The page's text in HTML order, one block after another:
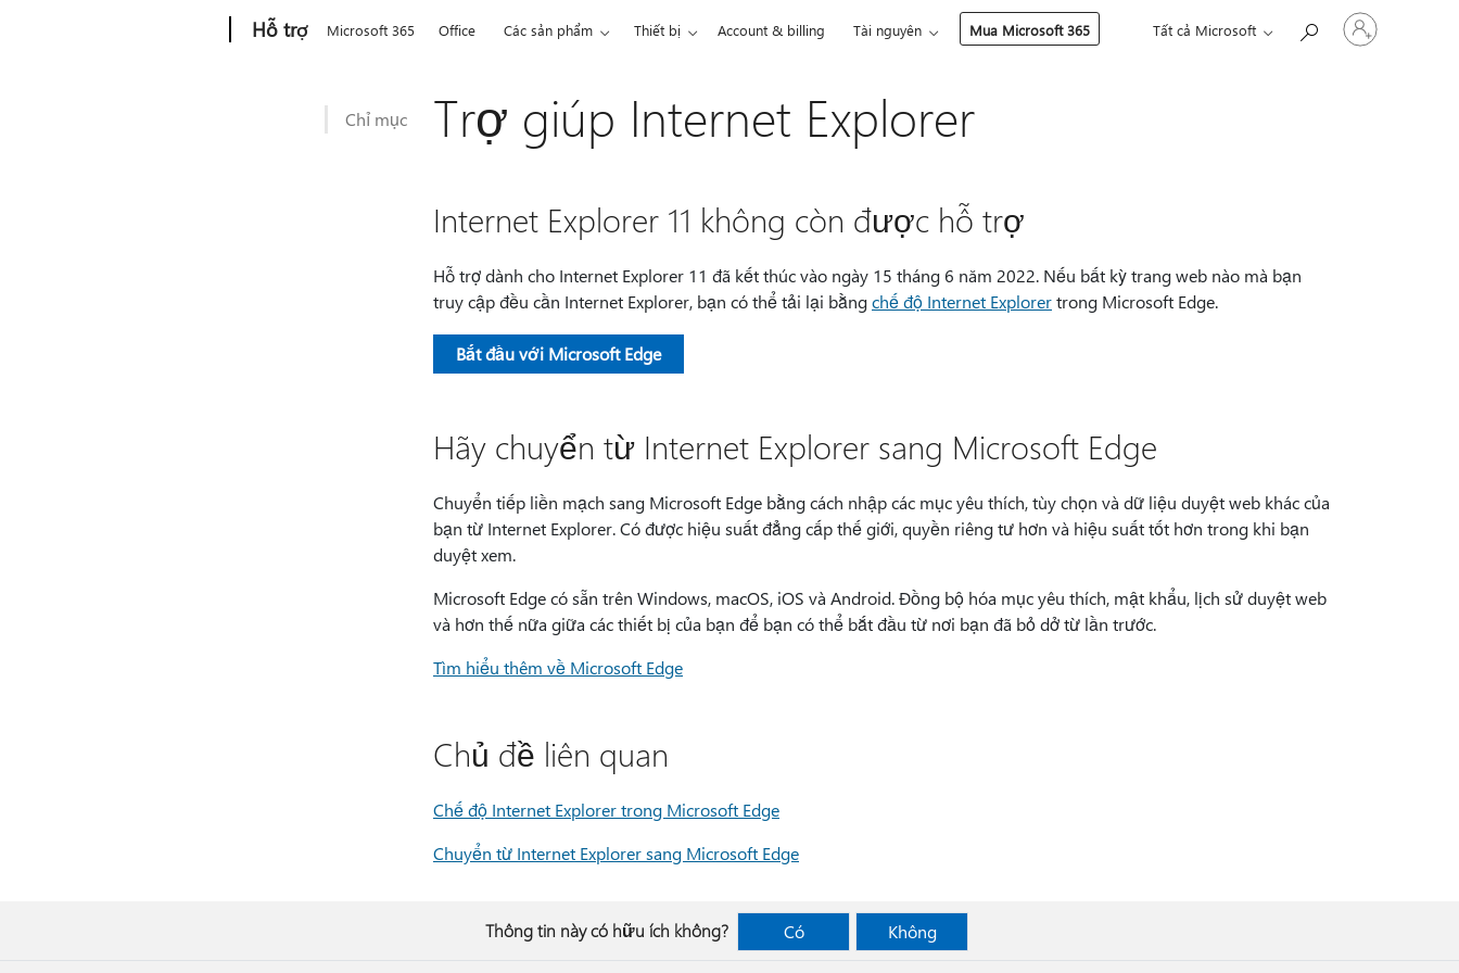
Hỗ trợ Microsoft 365 Office Các sản phẩm Thiết bị Account & billing Tài nguyên Mua Microsoft 365 Tất cả Microsoft
Đăng
nhập
Chỉ mục Trợ giúp Internet Explorer
Internet Explorer 11 không còn được hỗ trợ
Hỗ trợ dành cho Internet Explorer 11 đã kết thúc vào ngày 15 tháng 6 năm 2022. Nếu bất kỳ trang web nào mà bạn
truy cập đều cần Internet Explorer, bạn có thể tải lại bằngchế độ Internet Explorertrong Microsoft Edge.
Bắt đầu với Microsoft Edge
Hãy chuyển từ Internet Explorer sang Microsoft Edge
Chuyển tiếp liền mạch sang Microsoft Edge bằng cách nhập các mục yêu thích, tùy chọn và dữ liệu duyệt web khác của
bạn từ Internet Explorer. Có được hiệu suất đẳng cấp thế giới, quyền riêng tư hơn và hiệu suất tốt hơn trong khi bạn
duyệt xem.
Microsoft Edge có sẵn trên Windows, macOS, iOS và Android. Đồng bộ hóa mục yêu thích, mật khẩu, lịch sử duyệt web
và hơn thế nữa giữa các thiết bị của bạn để bạn có thể bắt đầu từ nơi bạn đã bỏ dở từ lần trước.
Tìm hiểu thêm về Microsoft Edge
Chủ đề liên quan
Chế độ Internet Explorer trong Microsoft Edge
Chuyển từ Internet Explorer sang Microsoft Edge
Thông tin này có hữu ích không? Có Không